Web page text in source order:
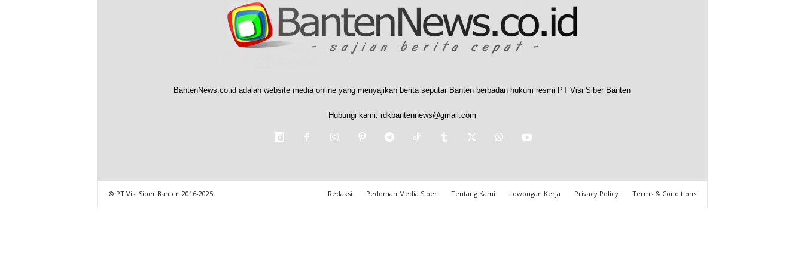
BantenNews.co.id adalah website media online yang menyajikan berita seputar Banten berbadan hukum resmi PT Visi Siber Banten
Hubungi kami: rdkbantennews@gmail.com
Redaksi Pedoman Media Siber Tentang Kami Lowongan Kerja Privacy Policy Terms & Conditions
© PT Visi Siber Banten 2016-2025